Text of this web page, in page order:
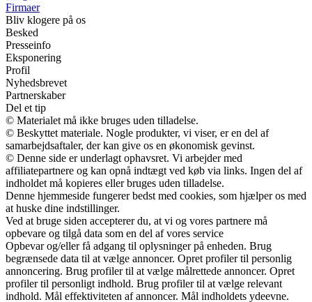
Firmaer
Bliv klogere på os
Besked
Presseinfo
Eksponering
Profil
Nyhedsbrevet
Partnerskaber
Del et tip
© Materialet må ikke bruges uden tilladelse.
© Beskyttet materiale. Nogle produkter, vi viser, er en del af
samarbejdsaftaler, der kan give os en økonomisk gevinst.
© Denne side er underlagt ophavsret. Vi arbejder med
affiliatepartnere og kan opnå indtægt ved køb via links. Ingen del af
indholdet må kopieres eller bruges uden tilladelse.
Denne hjemmeside fungerer bedst med cookies, som hjælper os med
at huske dine indstillinger.
Ved at bruge siden accepterer du, at vi og vores partnere må
opbevare og tilgå data som en del af vores service
Opbevar og/eller få adgang til oplysninger på enheden. Brug
begrænsede data til at vælge annoncer. Opret profiler til personlig
annoncering. Brug profiler til at vælge målrettede annoncer. Opret
profiler til personligt indhold. Brug profiler til at vælge relevant
indhold. Mål effektiviteten af annoncer. Mål indholdets ydeevne.